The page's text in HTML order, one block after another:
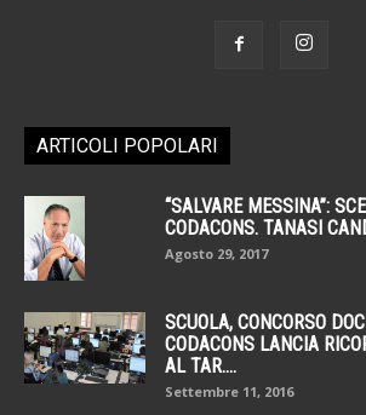
ARTICOLI POPOLARI
“SALVARE MESSINA”:
CODACONS. TANASI
Agosto 29, 2017
SCUOLA, CONCORSO
CODACONS LANCIA
AL TAR....
Settembre 11, 2016